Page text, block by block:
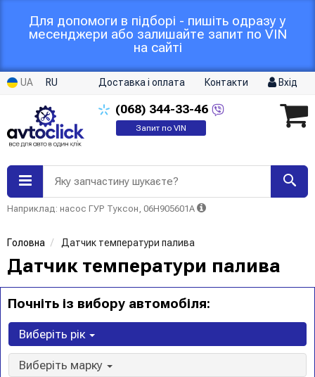
Для допомоги в підборі - пишіть одразу у
месенджери або залишайте запит по VIN
на сайті
UA RU Доставка і оплата Контакти Вхід
(068) 344-33-46
Запит по VIN
Яку запчастину шукаєте?
Наприклад: насос ГУР Туксон, 06H905601A
Головна Датчик температури палива
Датчик температури палива
Почніть із вибору автомобіля:
Виберіть рік
Виберіть марку